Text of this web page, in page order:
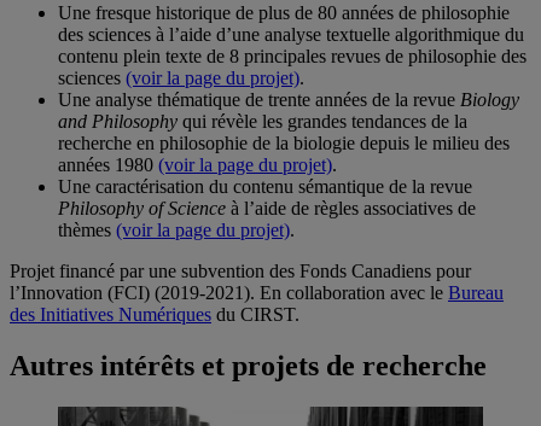
Une fresque historique de plus de 80 années de philosophie
des sciences à l’aide d’une analyse textuelle algorithmique du
contenu plein texte de 8 principales revues de philosophie des
sciences (voir la page du projet).
Une analyse thématique de trente années de la revue Biology
and Philosophy qui révèle les grandes tendances de la
recherche en philosophie de la biologie depuis le milieu des
années 1980 (voir la page du projet).
Une caractérisation du contenu sémantique de la revue
Philosophy of Science à l’aide de règles associatives de
thèmes (voir la page du projet).
Projet financé par une subvention des Fonds Canadiens pour
l’Innovation (FCI) (2019-2021). En collaboration avec le Bureau
des Initiatives Numériques du CIRST.
Autres intérêts et projets de recherche